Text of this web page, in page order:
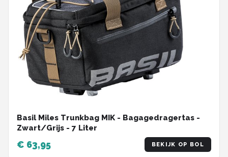
Basil Miles Trunkbag MIK - Bagagedragertas -
Zwart/Grijs - 7 Liter
€ 63,95 BEKIJK OP BOL